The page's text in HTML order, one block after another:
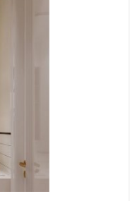
tắm hoặc bàn